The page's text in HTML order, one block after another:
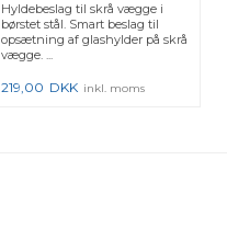
Hyldebeslag til skrå vægge i
børstet stål. Smart beslag til
opsætning af glashylder på skrå
vægge. ...
219,00 DKK inkl. moms